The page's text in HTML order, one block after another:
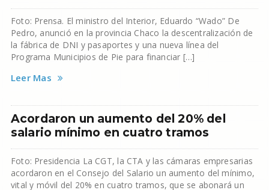
Foto: Prensa. El ministro del Interior, Eduardo “Wado” De
Pedro, anunció en la provincia Chaco la descentralización de
la fábrica de DNI y pasaportes y una nueva línea del
Programa Municipios de Pie para financiar […]
Leer Mas
Acordaron un aumento del 20% del
salario mínimo en cuatro tramos
Foto: Presidencia La CGT, la CTA y las cámaras empresarias
acordaron en el Consejo del Salario un aumento del mínimo,
vital y móvil del 20% en cuatro tramos, que se abonará un